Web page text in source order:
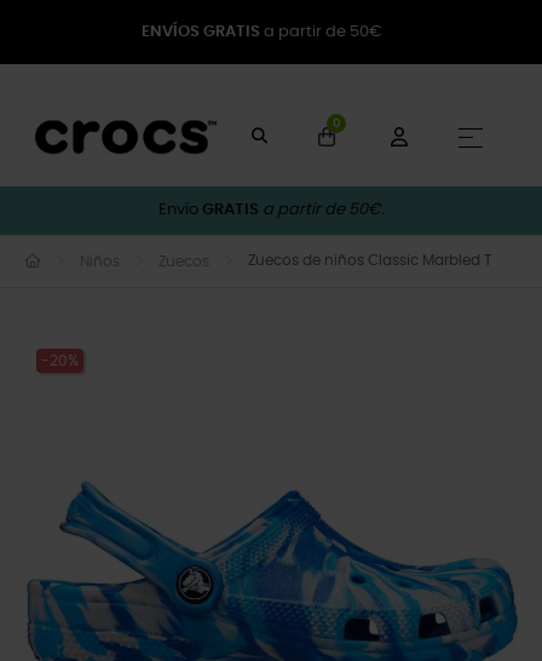
ENVÍOS GRATIS a partir de 50€
0
☰
Envío GRATIS a partir de 50€.
Niños Zuecos Zuecos de niños Classic Marbled T
-20%